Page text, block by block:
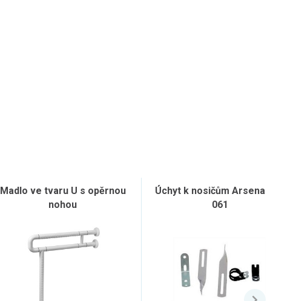
Madlo ve tvaru U s opěrnou
nohou
Úchyt k nosičům Arsenal UNI
061